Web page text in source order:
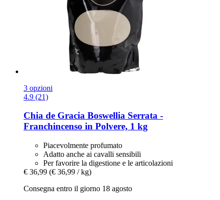
3 opzioni
4.9 (21)
Chia de Gracia Boswellia Serrata -​
Franchincenso in Polvere, 1 kg
Piacevolmente profumato
Adatto anche ai cavalli sensibili
Per favorire la digestione e le articolazioni
€ 36,99 (€ 36,99 / kg)
Consegna entro il giorno 18 agosto